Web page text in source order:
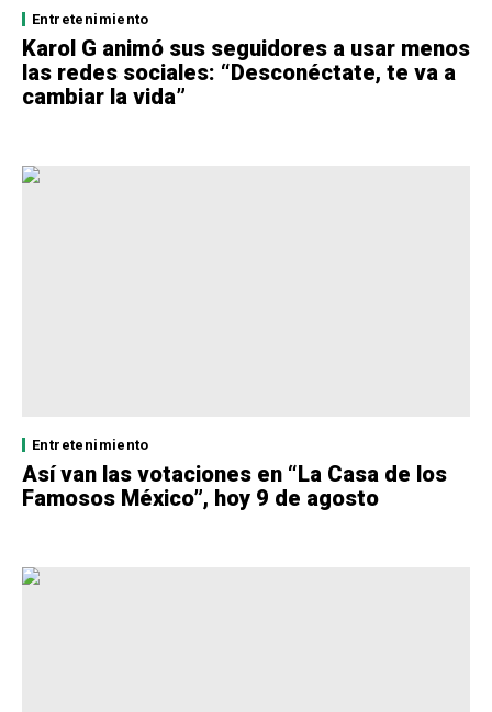
Entretenimiento
Karol G animó sus seguidores a usar menos
las redes sociales: “Desconéctate, te va a
cambiar la vida”
Entretenimiento
Así van las votaciones en “La Casa de los
Famosos México”, hoy 9 de agosto